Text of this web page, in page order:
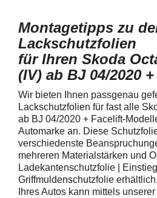
Montagetipps zu
Lackschutzfolien
für Ihren Skoda
(IV) ab BJ 04/2020
Wir bieten Ihnen passgenau
Lackschutzfolien für fast alle
ab BJ 04/2020 + Facelift-
Automarke an. Diese
verschiedenste
mehreren Materialstärken und
Ladekantenschutzfolie |
Griffmuldenschutzfolie
Ihres Autos kann mittels